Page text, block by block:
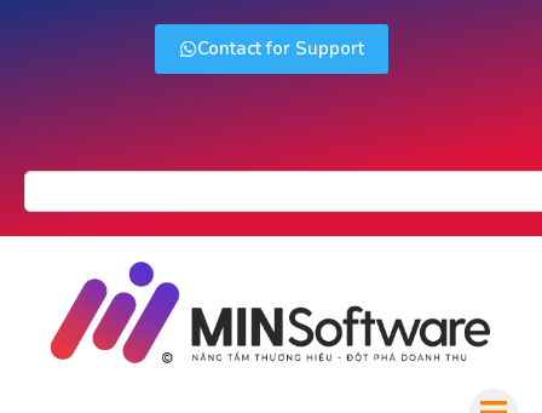
Contact for Support